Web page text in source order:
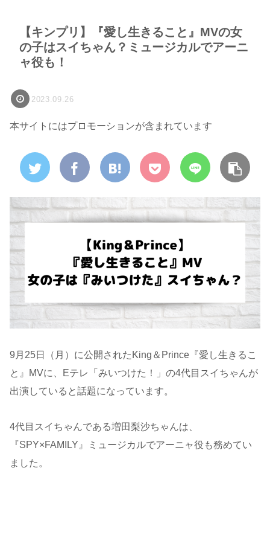
【キンプリ】『愛し生きること』MVの女
の子はスイちゃん？ミュージカルでアーニ
ャ役も！
2023.09.26
本サイトにはプロモーションが含まれています
9月25日（月）に公開されたKing＆Prince『愛し生きるこ
と』MVに、Eテレ「みいつけた！」の4代目スイちゃんが
出演していると話題になっています。
4代目スイちゃんである増田梨沙ちゃんは、
『SPY×FAMILY』ミュージカルでアーニャ役も務めてい
ました。